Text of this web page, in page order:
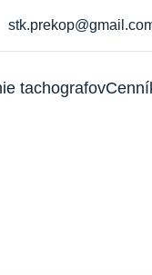
tachografov